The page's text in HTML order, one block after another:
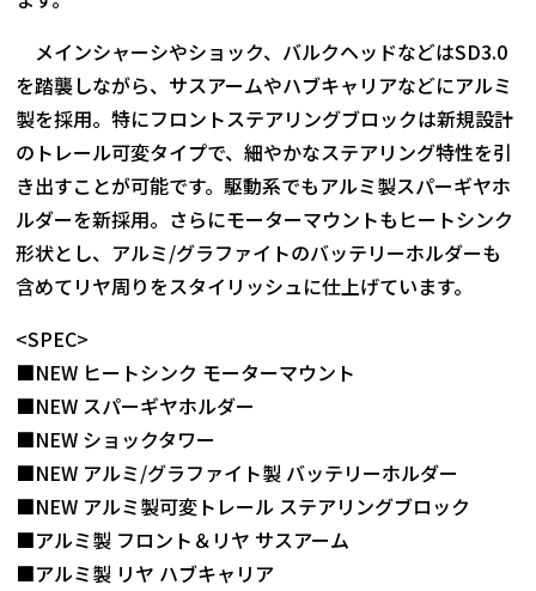
メインシャーシやショック、バルクヘッドなどはSD3.0
を踏襲しながら、サスアームやハブキャリアなどにアルミ
製を採用。特にフロントステアリングブロックは新規設計
のトレール可変タイプで、細やかなステアリング特性を引
き出すことが可能です。駆動系でもアルミ製スパーギヤホ
ルダーを新採用。さらにモーターマウントもヒートシンク
形状とし、アルミ/グラファイトのバッテリーホルダーも
含めてリヤ周りをスタイリッシュに仕上げています。
<SPEC>
■NEW ヒートシンク モーターマウント
■NEW スパーギヤホルダー
■NEW ショックタワー
■NEW アルミ/グラファイト製 バッテリーホルダー
■NEW アルミ製可変トレール ステアリングブロック
■アルミ製 フロント＆リヤ サスアーム
■アルミ製 リヤ ハブキャリア